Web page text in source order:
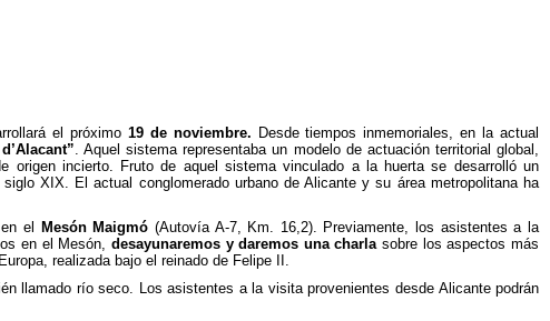
el próximo 19 de noviembre. Desde tiempos inmemoriales, en la actual
. Aquel sistema representaba un modelo de actuación territorial global,
incierto. Fruto de aquel sistema vinculado a la huerta se desarrolló un
XIX. El actual conglomerado urbano de Alicante y su área metropolitana ha
el Mesón Maigmó (Autovía A-7, Km. 16,2). Previamente, los asistentes a la
en el Mesón, desayunaremos y daremos una charlasobre los aspectos más
realizada bajo el reinado de Felipe II.
llamado río seco. Los asistentes a la visita provenientes desde Alicante podrán